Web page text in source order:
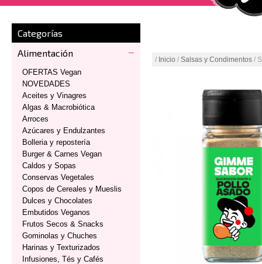
Categorías
Alimentación
OFERTAS Vegan
NOVEDADES
Aceites y Vinagres
Algas & Macrobiótica
Arroces
Azúcares y Endulzantes
Bolleria y repostería
Burger & Carnes Vegan
Caldos y Sopas
Conservas Vegetales
Copos de Cereales y Mueslis
Dulces y Chocolates
Embutidos Veganos
Frutos Secos & Snacks
Gominolas y Chuches
Harinas y Texturizados
Infusiones, Tés y Cafés
/ Inicio / Salsas y Condimentos /